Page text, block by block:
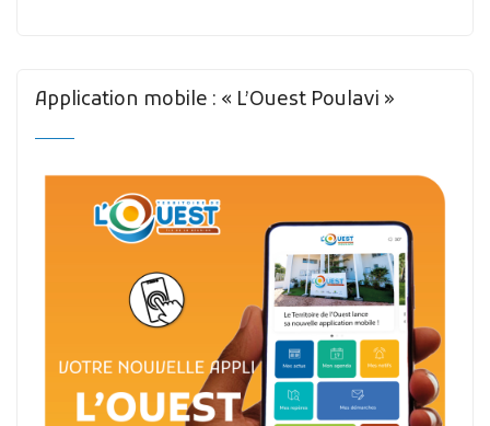
Application mobile : « L’Ouest Poulavi »